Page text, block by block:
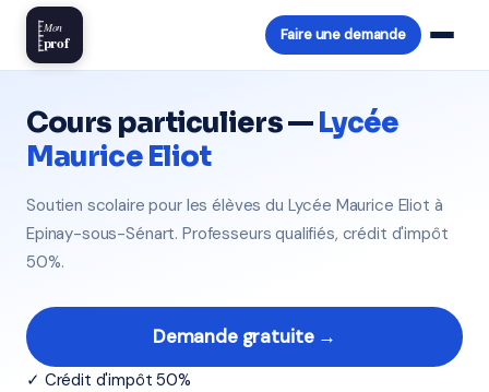
Mon
prof Faire une demande
Cours particuliers —Lycée
Maurice Eliot
Soutien scolaire pour les élèves du Lycée Maurice Eliot à
Epinay-sous-Sénart. Professeurs qualifiés, crédit d'impôt
50%.
Demande gratuite →
✓ Crédit d'impôt 50%